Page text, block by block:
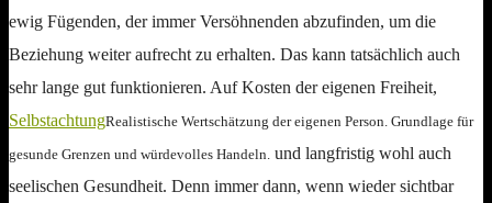
ewig Fügenden, der immer Versöhnenden abzufinden, um die
Beziehung weiter aufrecht zu erhalten. Das kann tatsächlich auch
sehr lange gut funktionieren. Auf Kosten der eigenen Freiheit,
SelbstachtungRealistische Wertschätzung der eigenen Person. Grundlage für
gesunde Grenzen und würdevolles Handeln. und langfristig wohl auch
seelischen Gesundheit. Denn immer dann, wenn wieder sichtbar